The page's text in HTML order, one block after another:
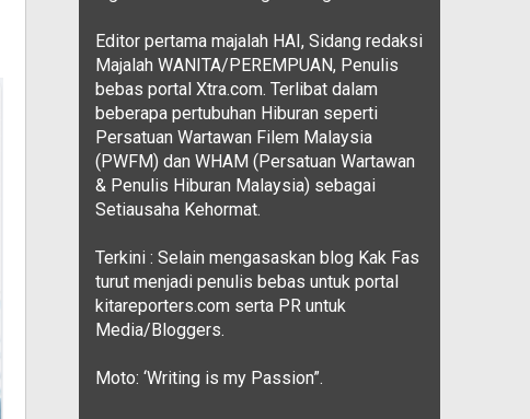
Editor pertama majalah HAI, Sidang redaksi
Majalah WANITA/PEREMPUAN, Penulis
bebas portal Xtra.com. Terlibat dalam
beberapa pertubuhan Hiburan seperti
Persatuan Wartawan Filem Malaysia
(PWFM) dan WHAM (Persatuan Wartawan
& Penulis Hiburan Malaysia) sebagai
Setiausaha Kehormat.
Terkini : Selain mengasaskan blog Kak Fas
turut menjadi penulis bebas untuk portal
kitareporters.com serta PR untuk
Media/Bloggers.
Moto: ‘Writing is my Passion”.